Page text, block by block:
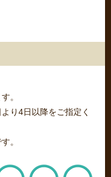
。
り4日以降をご指定く
。